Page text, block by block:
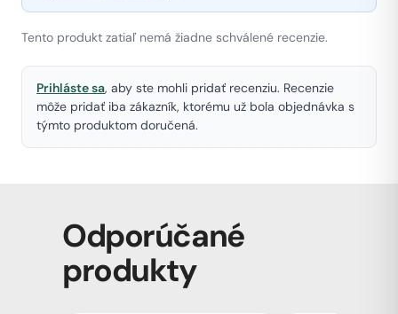
Tento produkt zatiaľ nemá žiadne schválené recenzie.
Prihláste sa, aby ste mohli pridať recenziu. Recenzie
môže pridať iba zákazník, ktorému už bola objednávka s
týmto produktom doručená.
Odporúčané
produkty